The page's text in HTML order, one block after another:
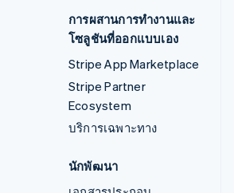
การผสานการทำงานและ
โซลูชันที่ออกแบบเอง
Stripe App Marketplace
Stripe Partner
Ecosystem
บริการเฉพาะทาง
นักพัฒนา